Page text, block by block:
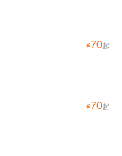
¥70起
¥70起